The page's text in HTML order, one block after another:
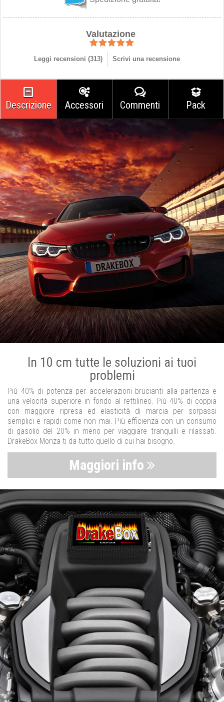
Valutazione
Leggi recensioni (313) Scrivi una recensione
Descrizione Accessori Commenti Pack
In 10 cm tutte le soluzioni ai tuoi
problemi
Più 40% di potenza per accelerazioni brucianti alla partenza e
una velocità superiore in fondo al rettilineo. Più 40% di coppia
con maggiore ripresa ed elasticità di marcia per sorpassi
semplici e rapidi come non mai. Più efficienza con un consumo
di gasolio del 20% in meno per viaggiare tranquilli e rilassati.
DrakeBox Monza ti da tutto quello di cui hai bisogno.
Maggiori info